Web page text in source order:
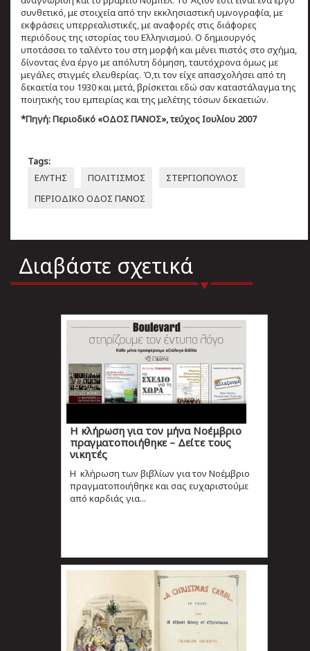
συνθετικό, με στοιχεία από την εκκλησιαστική υμνογραφία, με
εκφράσεις υπερρεαλιστικές, με αναφορές στις διάφορες
περιόδους της ιστορίας του Ελληνισμού. Ο δημιουργός
υποτάσσει το ταλέντο του στη μορφή και μένει πιστός στο σχήμα,
δίνοντας ένα έργο με απόλυτη δόμηση, ταυτόχρονα όμως με
μεγάλες στιγμές ελευθερίας. Ό,τι τον είχε απασχολήσει από τη
δεκαετία του 1930 και μετά, βρίσκεται εδώ σαν καταστάλαγμα της
ποιητικής του εμπειρίας και της μελέτης τόσων δεκαετιών.
*Πηγή: Περιοδικό «ΟΔΟΣ ΠΑΝΟΣ», τεύχος Ιουλίου 2007
Tags:
ΕΛΥΤΗΣ
ΠΟΛΙΤΙΣΜΟΣ
ΣΤΕΡΓΙΟΠΟΥΛΟΣ
ΠΕΡΙΟΔΙΚΌ ΟΔΟΣ ΠΑΝΟΣ
Διαβάστε σχετικά
Η κλήρωση για τον μήνα Νοέμβριο
πραγματοποιήθηκε – Δείτε τους
νικητές
Η κλήρωση των βιβλίων για τον Νοέμβριο
πραγματοποιήθηκε και σας ευχαριστούμε
από καρδιάς για...